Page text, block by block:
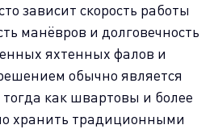
зависит скорость работы
манёвров и долговечность
яхтенных фалов и
обычно является
как швартовы и более
хранить традиционными